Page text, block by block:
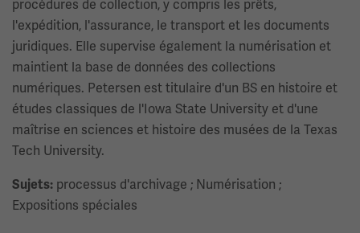
procédures de collection, y compris les prêts,
l'expédition, l'assurance, le transport et les documents
juridiques. Elle supervise également la numérisation et
maintient la base de données des collections
numériques. Petersen est titulaire d'un BS en histoire et
études classiques de l'Iowa State University et d'une
maîtrise en sciences et histoire des musées de la Texas
Tech University.
Sujets: processus d'archivage ; Numérisation ;
Expositions spéciales